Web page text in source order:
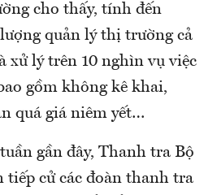
cho thấy, tính đến
quản lý thị trường cả
xử lý trên 10 nghìn vụ việc
gồm không kê khai,
quá giá niêm yết…
gần đây, Thanh tra Bộ
tiếp cử các đoàn thanh tra